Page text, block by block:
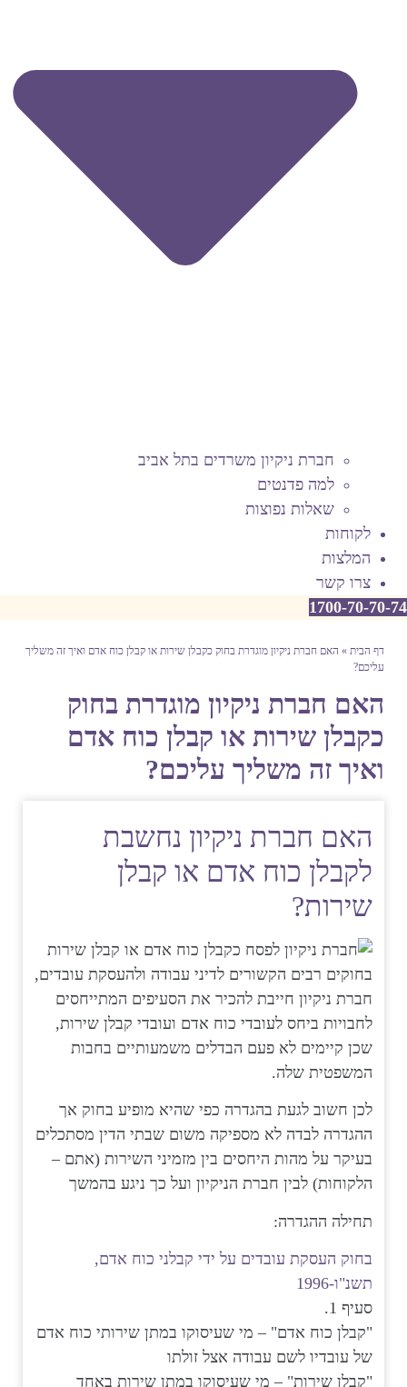
חברת ניקיון משרדים בתל אביב
למה פדנטים
שאלות נפוצות
לקוחות
המלצות
צרו קשר
1700-70-70-74
דף הבית » האם חברת ניקיון מוגדרת בחוק כקבלן שירות או קבלן כוח אדם ואיך זה משליך
עליכם?
האם חברת ניקיון מוגדרת בחוק
כקבלן שירות או קבלן כוח אדם
ואיך זה משליך עליכם?
האם חברת ניקיון נחשבת
לקבלן כוח אדם או קבלן
שירות?
בחוקים רבים הקשורים לדיני עבודה ולהעסקת עובדים,
חברת ניקיון חייבת להכיר את הסעיפים המתייחסים
לחבויות ביחס לעובדי כוח אדם ועובדי קבלן שירות,
שכן קיימים לא פעם הבדלים משמעותיים בחבות
המשפטית שלה.
לכן חשוב לגעת בהגדרה כפי שהיא מופיע בחוק אך
ההגדרה לבדה לא מספיקה משום שבתי הדין מסתכלים
בעיקר על מהות היחסים בין מזמיני השירות (אתם –
הלקוחות) לבין חברת הניקיון ועל כך ניגע בהמשך
תחילה ההגדרה:
בחוק העסקת עובדים על ידי קבלני כוח אדם,
תשנ"ו-1996
סעיף 1.
"קבלן כוח אדם" – מי שעיסוקו במתן שירותי כוח אדם
של עובדיו לשם עבודה אצל זולתו
"קבלן שירות" – מי שעיסוקו במתן שירות באחד